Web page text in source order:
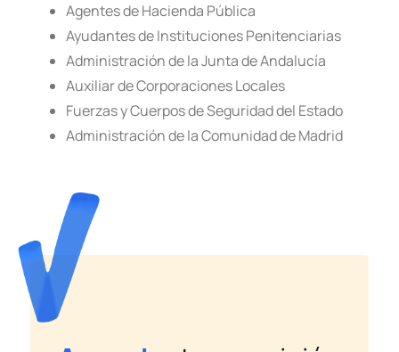
Agentes de Hacienda Pública
Ayudantes de Instituciones Penitenciarias
Administración de la Junta de Andalucía
Auxiliar de Corporaciones Locales
Fuerzas y Cuerpos de Seguridad del Estado
Administración de la Comunidad de Madrid